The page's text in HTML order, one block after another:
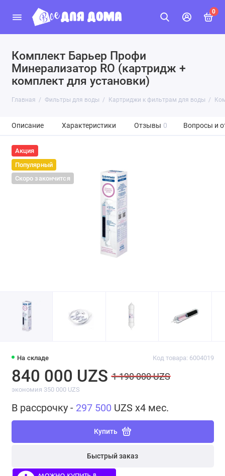
0
Комплект Барьер Профи
Минерализатор RO (картридж +
комплект для установки)
Главная Фильтры для воды Картриджи к фильтрам для воды
Описание Характеристики Отзывы 0 Вопросы и
Акция
Популярный
Скоро закончится
На складе Код товара: 6004019
840 000 UZS 1 190 000 UZS
экономия 350 000 UZS
В рассрочку - 297 500 UZS x4 мес.
Купить
Быстрый заказ